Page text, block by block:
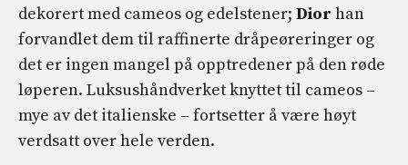
dekorert med cameos og edelstener; Dior han
forvandlet dem til raffinerte dråpeøreringer og
det er ingen mangel på opptredener på den røde
løperen. Luksushåndverket knyttet til cameos –
mye av det italienske – fortsetter å være høyt
verdsatt over hele verden.